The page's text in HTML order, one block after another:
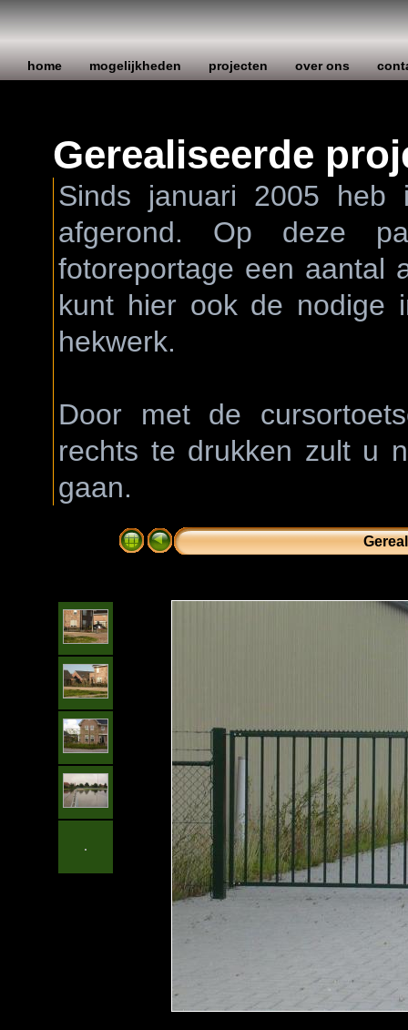
home mogelijkheden projecten over ons
Gerealiseerde
Sinds januari 2005
afgerond. Op deze
fotoreportage een aantal
kunt hier ook de nodige
hekwerk.
Door met de
rechts te drukken zult u
gaan.